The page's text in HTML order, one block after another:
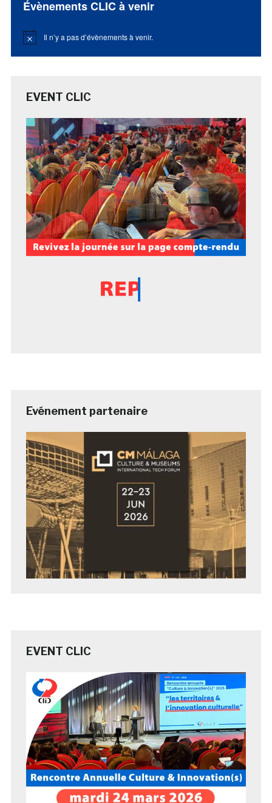
Évènements CLIC à venir
Notice Il n’y a pas d’évènements à venir.
EVENT CLIC
Evénement partenaire
EVENT CLIC